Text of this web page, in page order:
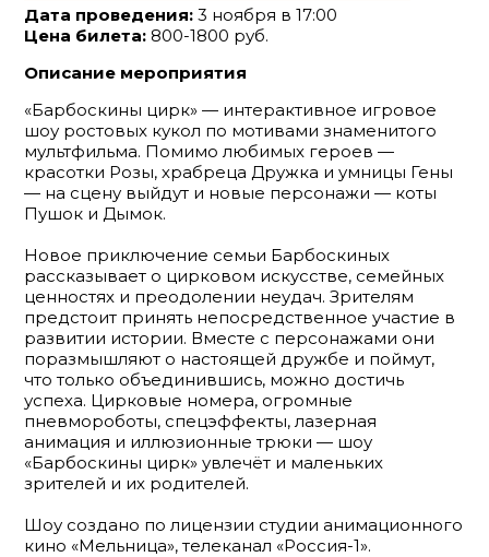
Дата проведения: 3 ноября в 17:00
Цена билета: 800-1800 руб.
Описание мероприятия
«Барбоскины цирк» — интерактивное игровое
шоу ростовых кукол по мотивами знаменитого
мультфильма. Помимо любимых героев —
красотки Розы, храбреца Дружка и умницы Гены
— на сцену выйдут и новые персонажи — коты
Пушок и Дымок.
Новое приключение семьи Барбоскиных
рассказывает о цирковом искусстве, семейных
ценностях и преодолении неудач. Зрителям
предстоит принять непосредственное участие в
развитии истории. Вместе с персонажами они
поразмышляют о настоящей дружбе и поймут,
что только объединившись, можно достичь
успеха. Цирковые номера, огромные
пневмороботы, спецэффекты, лазерная
анимация и иллюзионные трюки — шоу
«Барбоскины цирк» увлечёт и маленьких
зрителей и их родителей.
Шоу создано по лицензии студии анимационного
кино «Мельница», телеканал «Россия-1».